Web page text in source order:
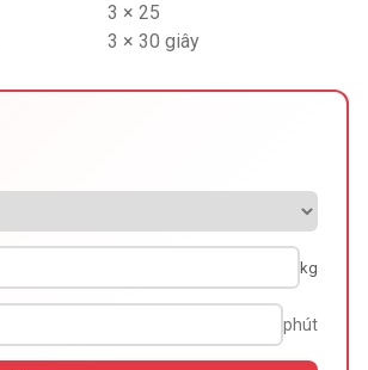
3 × 25
3 × 30 giây
kg
phút